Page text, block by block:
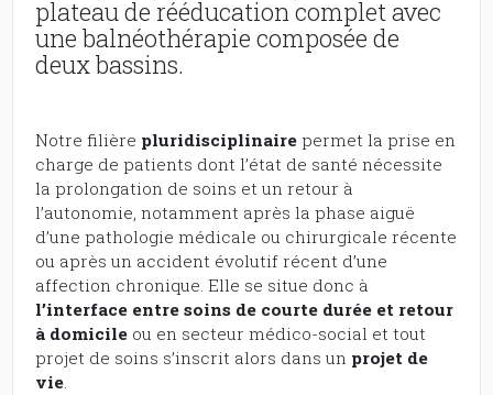
plateau de rééducation complet avec
une balnéothérapie composée de
deux bassins.
Notre filière pluridisciplinaire permet la prise en
charge de patients dont l’état de santé nécessite
la prolongation de soins et un retour à
l’autonomie, notamment après la phase aiguë
d’une pathologie médicale ou chirurgicale récente
ou après un accident évolutif récent d’une
affection chronique. Elle se situe donc à
l’interface entre soins de courte durée et retour
à domicile ou en secteur médico-social et tout
projet de soins s’inscrit alors dans un projet de
vie.